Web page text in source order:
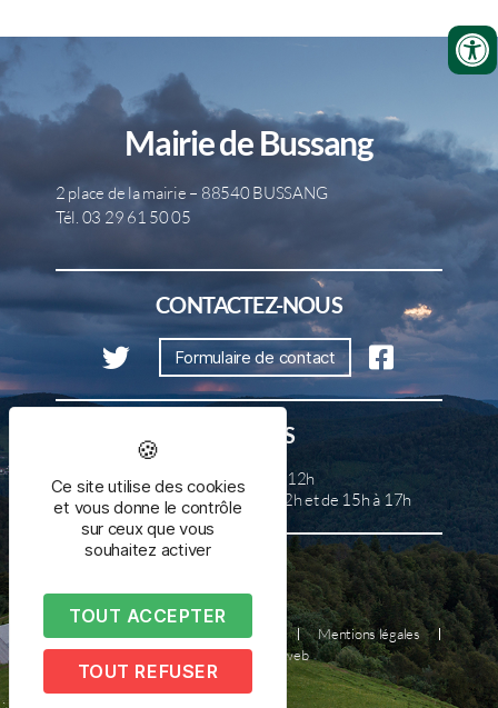
Mairie de Bussang
2 place de la mairie – 88540 BUSSANG
Tél. 03 29 61 50 05
CONTACTEZ-NOUS
Formulaire de contact
HORAIRES
Lundi, mercredi et samedi de 8h à 12h
Mardi, jeudi et vendredi de 8h à 12h et de 15h à 17h
Nous contacter
Mentions légales
Réalisé par illicoweb
Ce site utilise des cookies
et vous donne le contrôle
sur ceux que vous
souhaitez activer
TOUT ACCEPTER
TOUT REFUSER